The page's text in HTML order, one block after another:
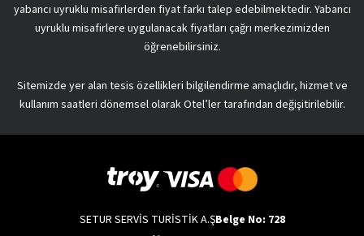
yabancı uyruklu misafirlerden fiyat farkı talep edebilmektedir. Yabancı
uyruklu misafirlere uygulanacak fiyatları çağrı merkezimizden
öğrenebilirsiniz.
Sitemizde yer alan tesis özellikleri bilgilendirme amaçlıdır, hizmet ve
kullanım saatleri dönemsel olarak Otel’ler tarafından değişitirilebilir.
SETUR SERVİS TURİSTİK A.ŞBelge No: 728